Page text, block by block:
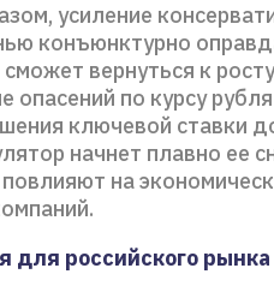
усиление
конъюнктурно
вернуться к
опасений по курсу
ключевой ставки
начнет плавно ее
повлияют на
для российского рынка